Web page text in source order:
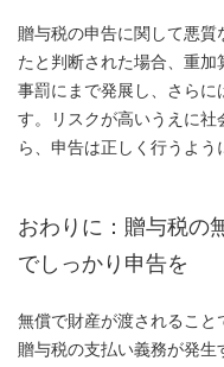
贈与税の申告に関して悪
たと判断された場合、重加
事罰にまで発展し、さら
す。リスクが高いうえに
ら、申告は正しく行うよう
おわりに：贈与税の
でしっかり申告を
無償で財産が渡されること
贈与税の支払い義務が発